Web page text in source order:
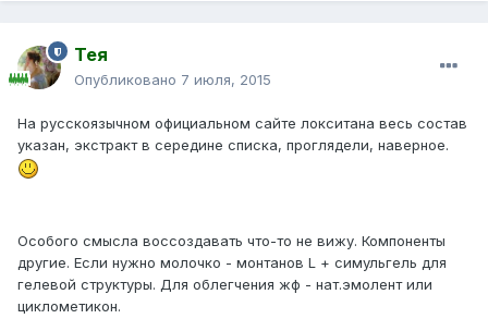
Тея
Опубликовано 7 июля, 2015
На русскоязычном официальном сайте локситана весь состав
указан, экстракт в середине списка, проглядели, наверное.
Особого смысла воссоздавать что-то не вижу. Компоненты
другие. Если нужно молочко - монтанов L + симульгель для
гелевой структуры. Для облегчения жф - нат.эмолент или
циклометикон.